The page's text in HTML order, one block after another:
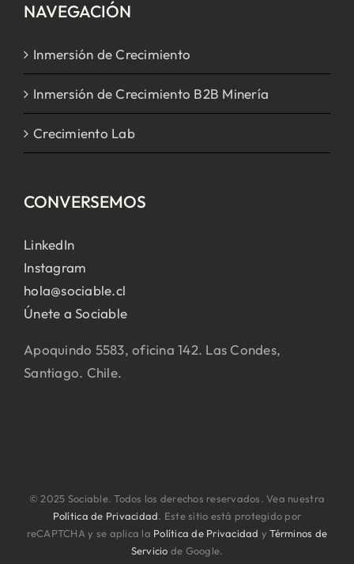
NAVEGACIÓN
Inmersión de Crecimiento
Inmersión de Crecimiento B2B Minería
Crecimiento Lab
CONVERSEMOS
LinkedIn
Instagram
hola@sociable.cl
Únete a Sociable
Apoquindo 5583, oficina 142. Las Condes,
Santiago. Chile.
© 2025 Sociable. Todos los derechos reservados. Vea nuestra
Política de Privacidad. Este sitio está protegido por
reCAPTCHA y se aplica la Política de Privacidad yTérminos de
Servicio de Google.